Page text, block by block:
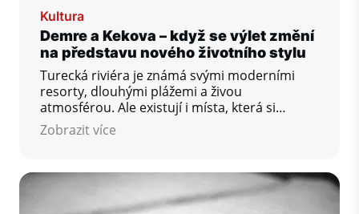
Kultura
Demre a Kekova – když se výlet změní
na představu nového životního stylu
Turecká riviéra je známá svými moderními
resorty, dlouhými plážemi a živou
atmosférou. Ale existují i místa, která si
zachovala autentický charakter, klid a
nadčasovou krásu. Oblast Demre a ostrov
návštěvníkům ukazují jinou, hlubší tvář
Středomoří – a právě ta často mění pohled na
to, co znamená život u moře.
Zobrazit více